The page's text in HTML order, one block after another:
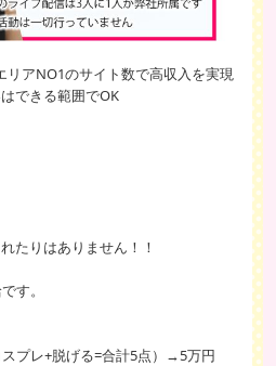
リアNO1のサイト数で高収入を実現
できる範囲でOK
たりはありません！！
す。
プレ+脱げる=合計5点）→5万円